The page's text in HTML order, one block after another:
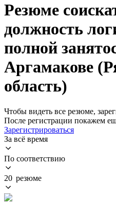
Резюме
должность
полной
Аргамакове
область)
Чтобы видеть все резюме,
После регистрации покажем
Зарегистрироваться
За всё время
По соответствию
20 резюме